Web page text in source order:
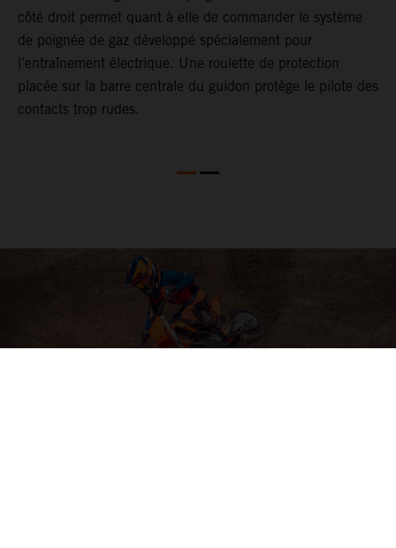
côté droit permet quant à elle de commander le système
de poignée de gaz développé spécialement pour
l’entraînement électrique. Une roulette de protection
placée sur la barre centrale du guidon protège le pilote des
contacts trop rudes.